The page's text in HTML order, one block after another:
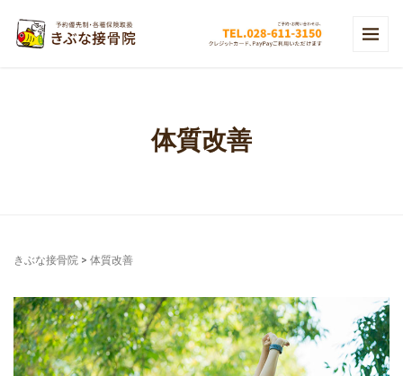
体質改善
きぶな接骨院 > 体質改善